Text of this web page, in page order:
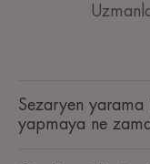
Sezaryen
yapmaya ne